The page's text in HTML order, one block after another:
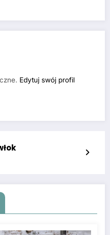
Edytuj swój profil